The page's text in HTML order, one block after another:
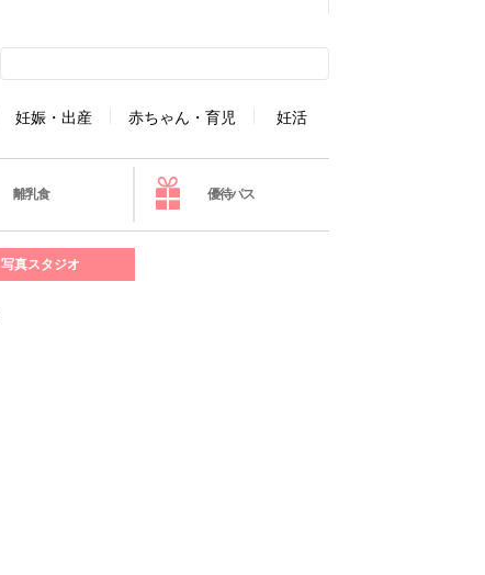
妊娠・出産 赤ちゃん・育児 妊活
離乳食 優待パス
写真スタジオ